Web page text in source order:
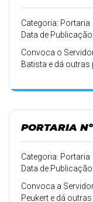
Categoria: Portaria
Data de
Convoca o
Batista e dá outras
PORTARIA
Categoria: Portaria
Data de
Convoca a
Peukert e dá